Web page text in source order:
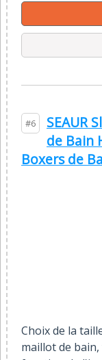
#6
SEAUR
de Bain
Boxers de
Choix de la
maillot de